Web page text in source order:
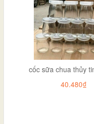
cốc sữa chua thủy
40.480₫